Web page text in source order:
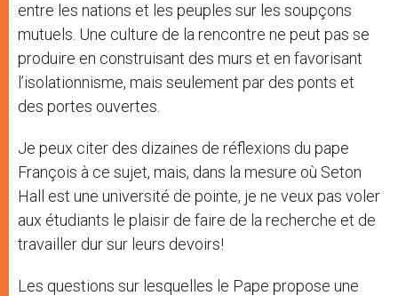
entre les nations et les peuples sur les soupçons
mutuels. Une culture de la rencontre ne peut pas se
produire en construisant des murs et en favorisant
l’isolationnisme, mais seulement par des ponts et
des portes ouvertes.
Je peux citer des dizaines de réflexions du pape
François à ce sujet, mais, dans la mesure où Seton
Hall est une université de pointe, je ne veux pas voler
aux étudiants le plaisir de faire de la recherche et de
travailler dur sur leurs devoirs!
Les questions sur lesquelles le Pape propose une